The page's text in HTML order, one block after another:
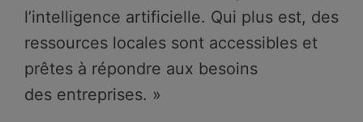
l’intelligence artificielle. Qui plus est, des
ressources locales sont accessibles et
prêtes à répondre aux besoins
des entreprises. »